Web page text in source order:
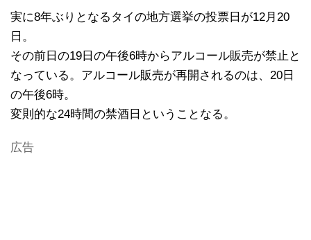
実に8年ぶりとなるタイの地方選挙の投票日が12月20
日。
その前日の19日の午後6時からアルコール販売が禁止と
なっている。アルコール販売が再開されるのは、20日
の午後6時。
変則的な24時間の禁酒日ということなる。
広告